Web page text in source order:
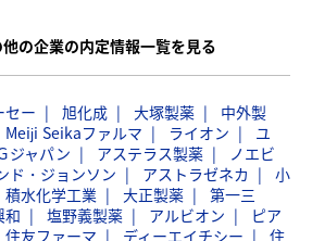
の企業の内定情報一覧を見る
セー 旭化成 大塚製薬
中外製
Meiji Seikaファルマ ライオン
ユ
ジャパン アステラス製薬
ノエビ
ド・ジョンソン アストラゼネカ
小
積水化学工業 大正製薬
第一三
和 塩野義製薬 アルビオン
ピア
住友ファーマ ディーエイチシー 住